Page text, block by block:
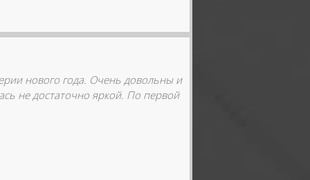
нового года. Очень довольны и
не достаточно яркой. По первой